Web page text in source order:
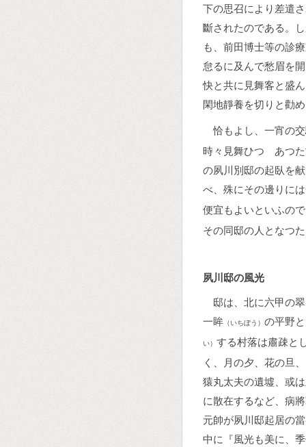
下の思召により差遣
斷されたのである。
も、前田博士等の診
怠るに及んで愁眉を
快と共に見舞客と盛
閑地靜養を切りと勸
恰もよし、一宵の
時々見舞ひつゝあつ
の夙川別邸の起臥を
べ、殊にその邊りに
便宜もよいといふの
その同邸の人となつ
夙川邸の風光
邸は、北に六甲の
一眸 （いちぼう） の平野
い） する村落は肅疎と
く、月の夕、花の旦
猿丸太夫の遺墟、或
に散在するなど、病
元帥が夙川邸起居の
中に『風光も美に、